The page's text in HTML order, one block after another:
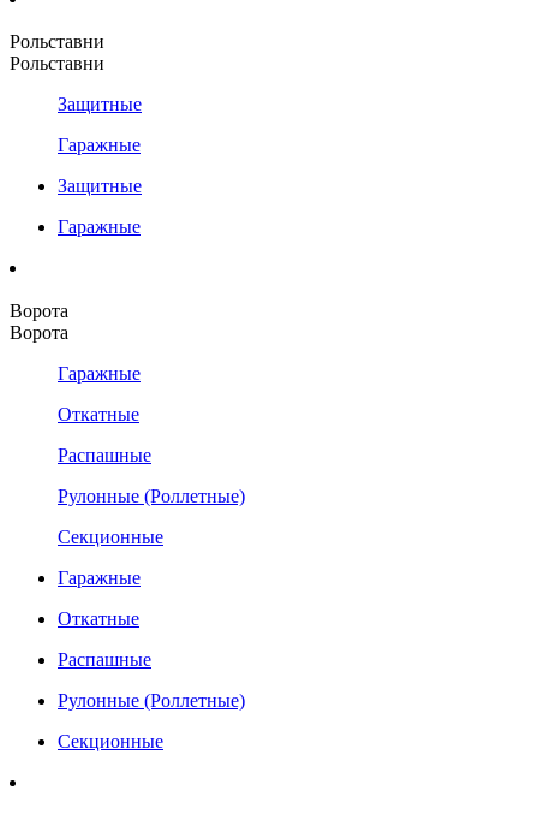
Рольставни
Рольставни
Защитные
Гаражные
Защитные
Гаражные
Ворота
Ворота
Гаражные
Откатные
Распашные
Рулонные (Роллетные)
Секционные
Гаражные
Откатные
Распашные
Рулонные (Роллетные)
Секционные